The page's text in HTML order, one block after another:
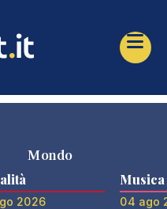
Mondo
2026
Musica
04 ago